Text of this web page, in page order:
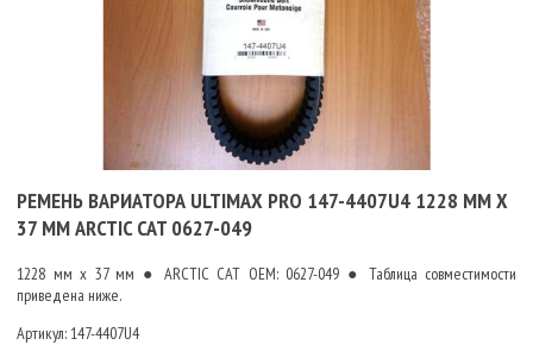
РЕМЕНЬ ВАРИАТОРА ULTIMAX PRO 147-4407U4 1228 ММ X
37 ММ ARCTIC CAT 0627-049
1228 мм x 37 мм ● ARCTIC CAT OEM: 0627-049 ● Таблица совместимости
приведена ниже.
Артикул: 147-4407U4